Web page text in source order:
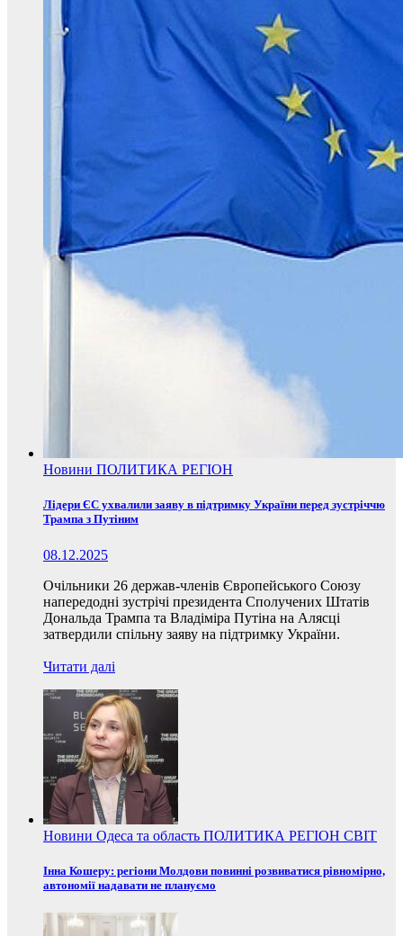
Новини ПОЛИТИКА РЕГІОН
Лідери ЄС ухвалили заяву в підтримку України перед зустріччю
Трампа з Путіним
08.12.2025
Очільники 26 держав-членів Європейського Союзу
напередодні зустрічі президента Сполучених Штатів
Дональда Трампа та Владіміра Путіна на Алясці
затвердили спільну заяву на підтримку України.
Читати далі
Новини Одеса та область ПОЛИТИКА РЕГІОН СВІТ
Інна Кошеру: регіони Молдови повинні розвиватися рівномірно,
автономії надавати не плануємо